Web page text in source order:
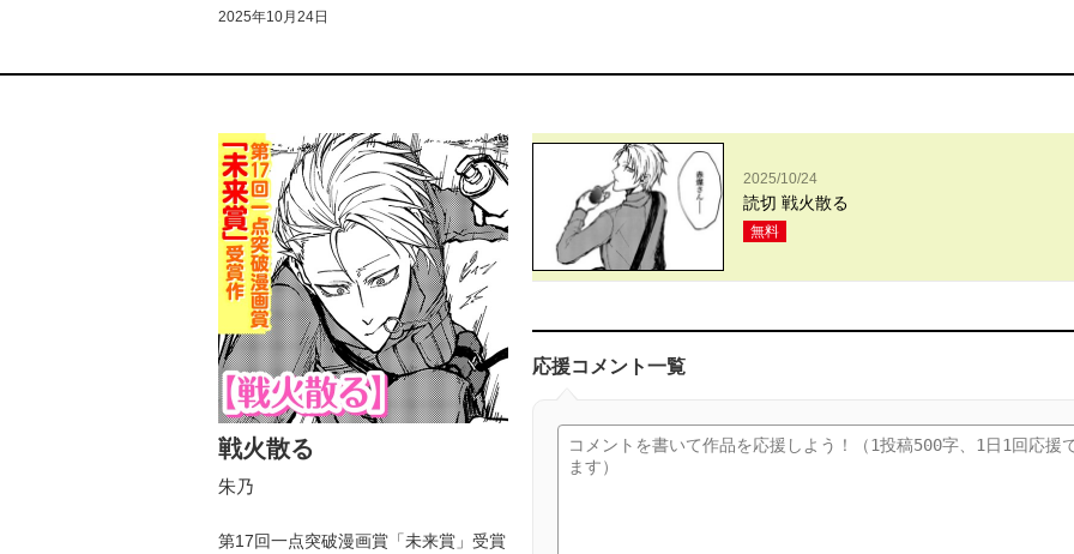
2025年10月24日
戦火散る
朱乃
第17回一点突破漫画賞「未来賞」受賞
2025/10/24
読切 戦火散る
無料
応援コメント一覧